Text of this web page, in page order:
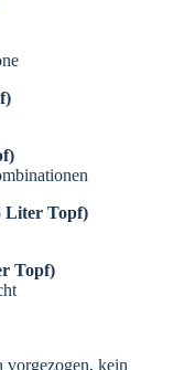
Liter Topf)
Topf)
vorgezogen, kein